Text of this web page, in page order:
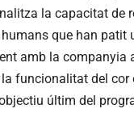
la capacitat de
que han
amb la companyia
funcionalitat del cor
últim del